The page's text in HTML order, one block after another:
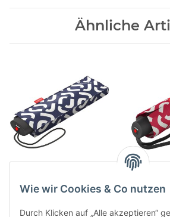
Ähnliche
46,00 CHF*
Knirps
Wie wir Cookies & Co nutzen
Durch Klicken auf „Alle akzeptieren“